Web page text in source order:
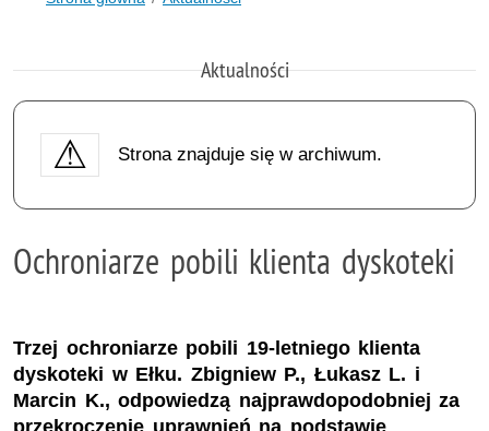
Aktualności
Strona znajduje się w archiwum.
Ochroniarze pobili klienta dyskoteki
Trzej ochroniarze pobili 19-letniego klienta
dyskoteki w Ełku. Zbigniew P., Łukasz L. i
Marcin K., odpowiedzą najprawdopodobniej za